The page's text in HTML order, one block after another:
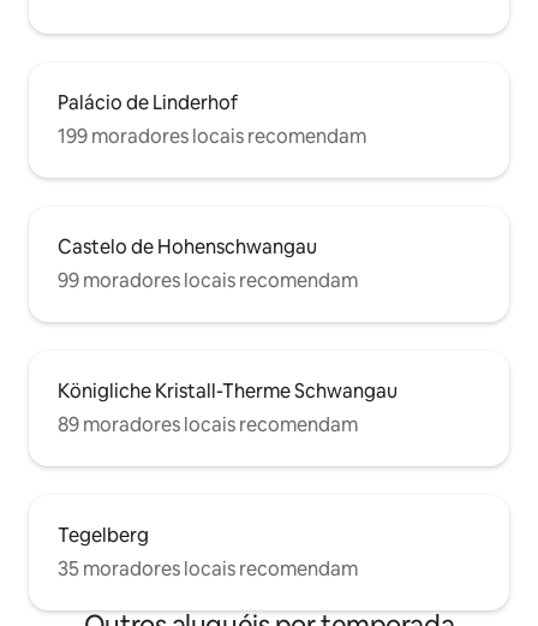
Palácio de Linderhof
199 moradores locais recomendam
Castelo de Hohenschwangau
99 moradores locais recomendam
Königliche Kristall-Therme Schwangau
89 moradores locais recomendam
Tegelberg
35 moradores locais recomendam